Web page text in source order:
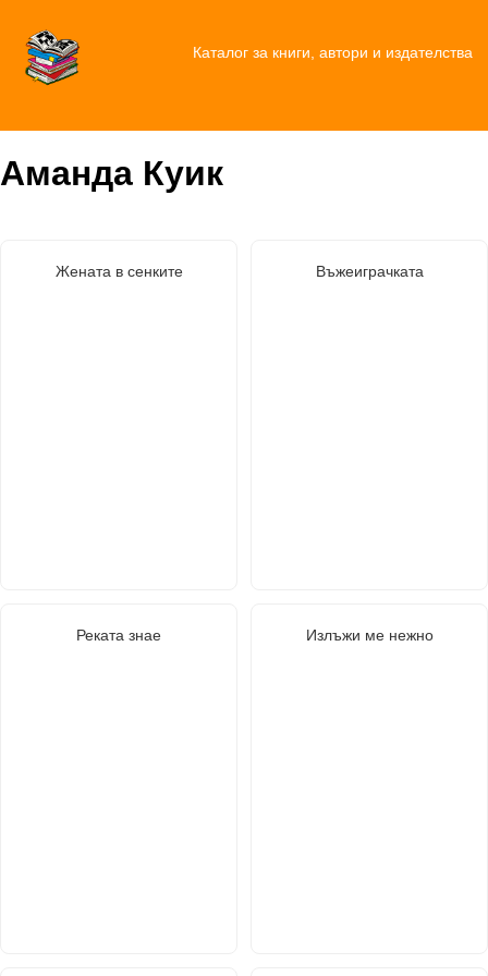
Каталог за книги, автори и издателства
Аманда Куик
Жената в сенките Въжеиграчката
Реката знае Излъжи ме нежно